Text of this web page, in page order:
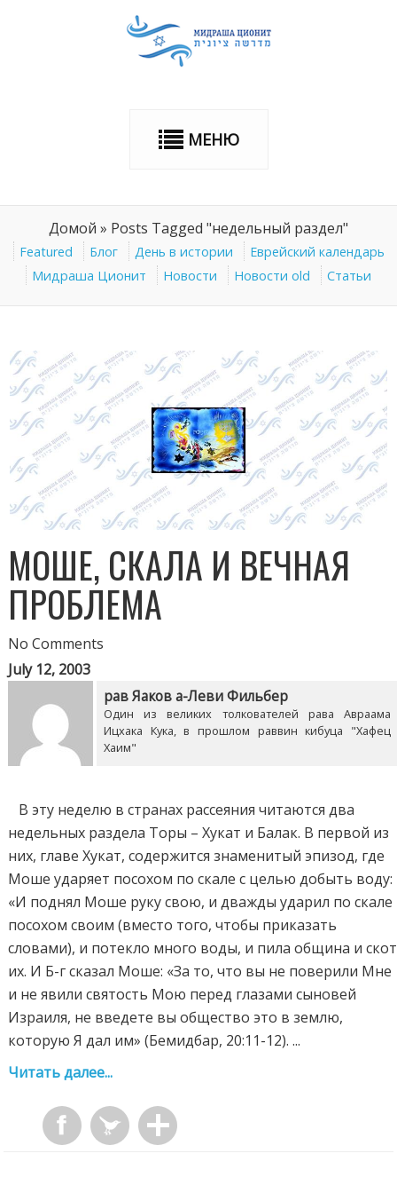
МЕНЮ
Домой » Posts Tagged "недельный раздел"
Featured Блог День в истории
Еврейский календарь
Мидраша Ционит
Новости Новости old Статьи
МОШЕ, СКАЛА И ВЕЧНАЯ
ПРОБЛЕМА
No Comments
July 12, 2003
рав Яаков а-Леви Фильбер
Один из великих толкователей рава Авраама
Ицхака Кука, в прошлом раввин кибуца "Хафец
Хаим"
B эту неделю в странах рассеяния читаются два
недельных раздела Торы – Хукат и Балак. В первой из
них, главе Хукат, содержится знаменитый эпизод, где
Моше ударяет посохом по скале с целью добыть воду:
«И поднял Моше руку свою, и дважды ударил по скале
посохом своим (вместо того, чтобы приказать
словами), и потекло много воды, и пила община и скот
их. И Б-г сказал Моше: «За то, что вы не поверили Мне
и не явили святость Мою перед глазами сыновей
Израиля, не введете вы общество это в землю,
которую Я дал им» (Бемидбар, 20:11-12). ...
Читать далее...